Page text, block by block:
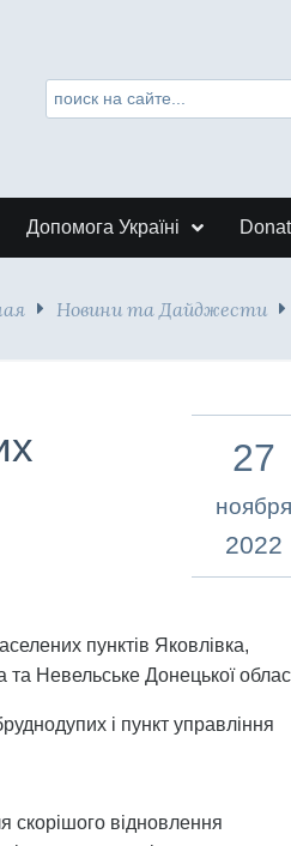
Допомога Україні
Новини та Дайджести
27
ноября
2022
пунктів Яковлівка,
Невельське Донецької
і пункт управління
скорішого відновлення